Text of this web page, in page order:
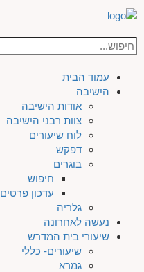
עמוד הבית
הישיבה
אודות הישיבה
צוות רבני הישיבה
לוח שיעורים
דפקש
בוגרים
חיפוש
עדכון פרטים
גלריה
נעשה לאחרונה
שיעורי בית המדרש
שיעורים- כללי
גמרא